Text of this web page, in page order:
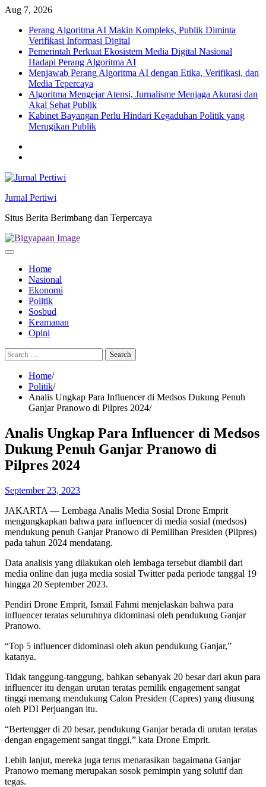
Skip
content
Aug 7, 2026
Perang Algoritma AI Makin Kompleks, Publik Diminta
Verifikasi Informasi Digital
Pemerintah Perkuat Ekosistem Media Digital Nasional
Hadapi Perang Algoritma AI
Menjawab Perang Algoritma AI dengan Etika, Verifikasi, dan
Media Tepercaya
Algoritma Mengejar Atensi, Jurnalisme Menjaga Akurasi dan
Akal Sehat Publik
Kabinet Bayangan Perlu Hindari Kegaduhan Politik yang
Merugikan Publik
Jurnal Pertiwi
Situs Berita Berimbang dan Terpercaya
Home
Nasional
Ekonomi
Politik
Sosbud
Keamanan
Opini
Search
for:
Home
Politik
Analis Ungkap Para Influencer di Medsos Dukung Penuh
Ganjar Pranowo di Pilpres 2024
Analis Ungkap Para Influencer di Medsos
Dukung Penuh Ganjar Pranowo di
Pilpres 2024
September 23, 2023
JAKARTA — Lembaga Analis Media Sosial Drone Emprit
mengungkapkan bahwa para influencer di media sosial (medsos)
mendukung penuh Ganjar Pranowo di Pemilihan Presiden (Pilpres)
pada tahun 2024 mendatang.
Data analisis yang dilakukan oleh lembaga tersebut diambil dari
media online dan juga media sosial Twitter pada periode tanggal 19
hingga 20 September 2023.
Pendiri Drone Emprit, Ismail Fahmi menjelaskan bahwa para
influencer teratas seluruhnya didominasi oleh pendukung Ganjar
Pranowo.
“Top 5 influencer didominasi oleh akun pendukung Ganjar,”
katanya.
Tidak tanggung-tanggung, bahkan sebanyak 20 besar dari akun para
influencer itu dengan urutan teratas pemilik engagement sangat
tinggi memang mendukung Calon Presiden (Capres) yang diusung
oleh PDI Perjuangan itu.
“Bertengger di 20 besar, pendukung Ganjar berada di urutan teratas
dengan engagement sangat tinggi,” kata Drone Emprit.
Lebih lanjut, mereka juga terus menarasikan bagaimana Ganjar
Pranowo memang merupakan sosok pemimpin yang solutif dan
tegas.